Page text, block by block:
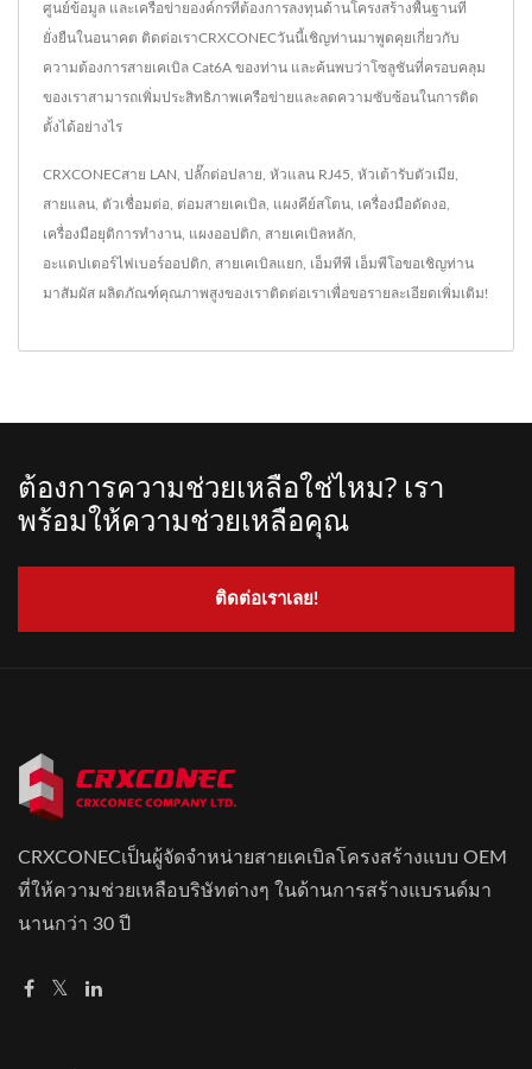
ศูนย์ข้อมูล และเครือข่ายองค์กรที่ต้องการลงทุนด้านโครงสร้างพื้นฐานที่
ยั่งยืนในอนาคต ติดต่อเราCRXCONECวันนี้เชิญท่านมาพูดคุยเกี่ยวกับ
ความต้องการสายเคเบิล Cat6A ของท่าน และค้นพบว่าโซลูชันที่ครอบคลุม
ของเราสามารถเพิ่มประสิทธิภาพเครือข่ายและลดความซับซ้อนในการติด
ตั้งได้อย่างไร
CRXCONECสาย LAN ปลั๊กต่อปลาย หัวแลน RJ45 หัวเต้ารับตัวเมีย
สายแลน ตัวเชื่อมต่อ ต่อมสายเคเบิล แผงคีย์สโตน เครื่องมือดัดงอ
เครื่องมือยุติการทำงาน แผงออปติก สายเคเบิลหลัก
อะแดปเตอร์ไฟเบอร์ออปติก สายเคเบิลแยก เอ็มทีพี เอ็มพีโอขอเชิญท่าน
มาสัมผัส ผลิตภัณฑ์คุณภาพสูงของเราติดต่อเราเพื่อขอรายละเอียดเพิ่มเติม!
ต้องการความช่วยเหลือใช่ไหม? เรา
พร้อมให้ความช่วยเหลือคุณ
ติดต่อเราเลย!
CRXCONECเป็นผู้จัดจำหน่ายสายเคเบิลโครงสร้างแบบ OEM
ที่ให้ความช่วยเหลือบริษัทต่างๆ ในด้านการสร้างแบรนด์มา
นานกว่า 30 ปี